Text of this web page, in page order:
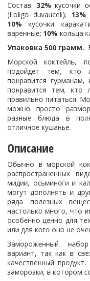
Состав: 32% кусочки
(Loligo duvauceli); 13%
10% кусочки
варенные; 10% кольца
Упаковка 500 грамм.
Морской коктейль,
подойдет тем, кто
понравится
понравится тем, кто
правильно питаться.
можно просто
разные блюда в
отличное кушанье.
Описание
Обычно в морской
распространенных
мидии, осьминоги и
могут дополнять и
ряда полезных
настолько много, что
особенно ценно для
или для кого оно не
Замороженный
вариант, так как в
качественный
заморозки, в котором